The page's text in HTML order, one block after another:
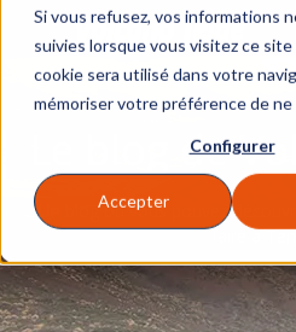
Si vous refusez, vos informations
suivies lorsque vous visitez ce site
cookie sera utilisé dans votre
mémoriser votre préférence de ne
Configurer
Accepter
Le blog de
Un blog où vous pouvez
faire à